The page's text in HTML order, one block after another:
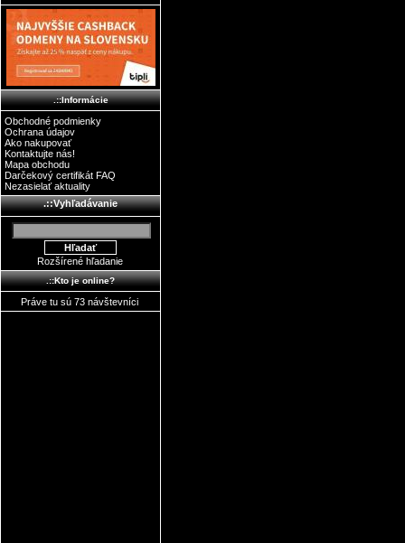
.::Informácie
Obchodné podmienky
Ochrana údajov
Ako nakupovať
Kontaktujte nás!
Mapa obchodu
Darčekový certifikát FAQ
Nezasielať aktuality
.::Vyhľadávanie
Rozšírené hľadanie
.::Kto je online?
Práve tu sú 73 návštevníci